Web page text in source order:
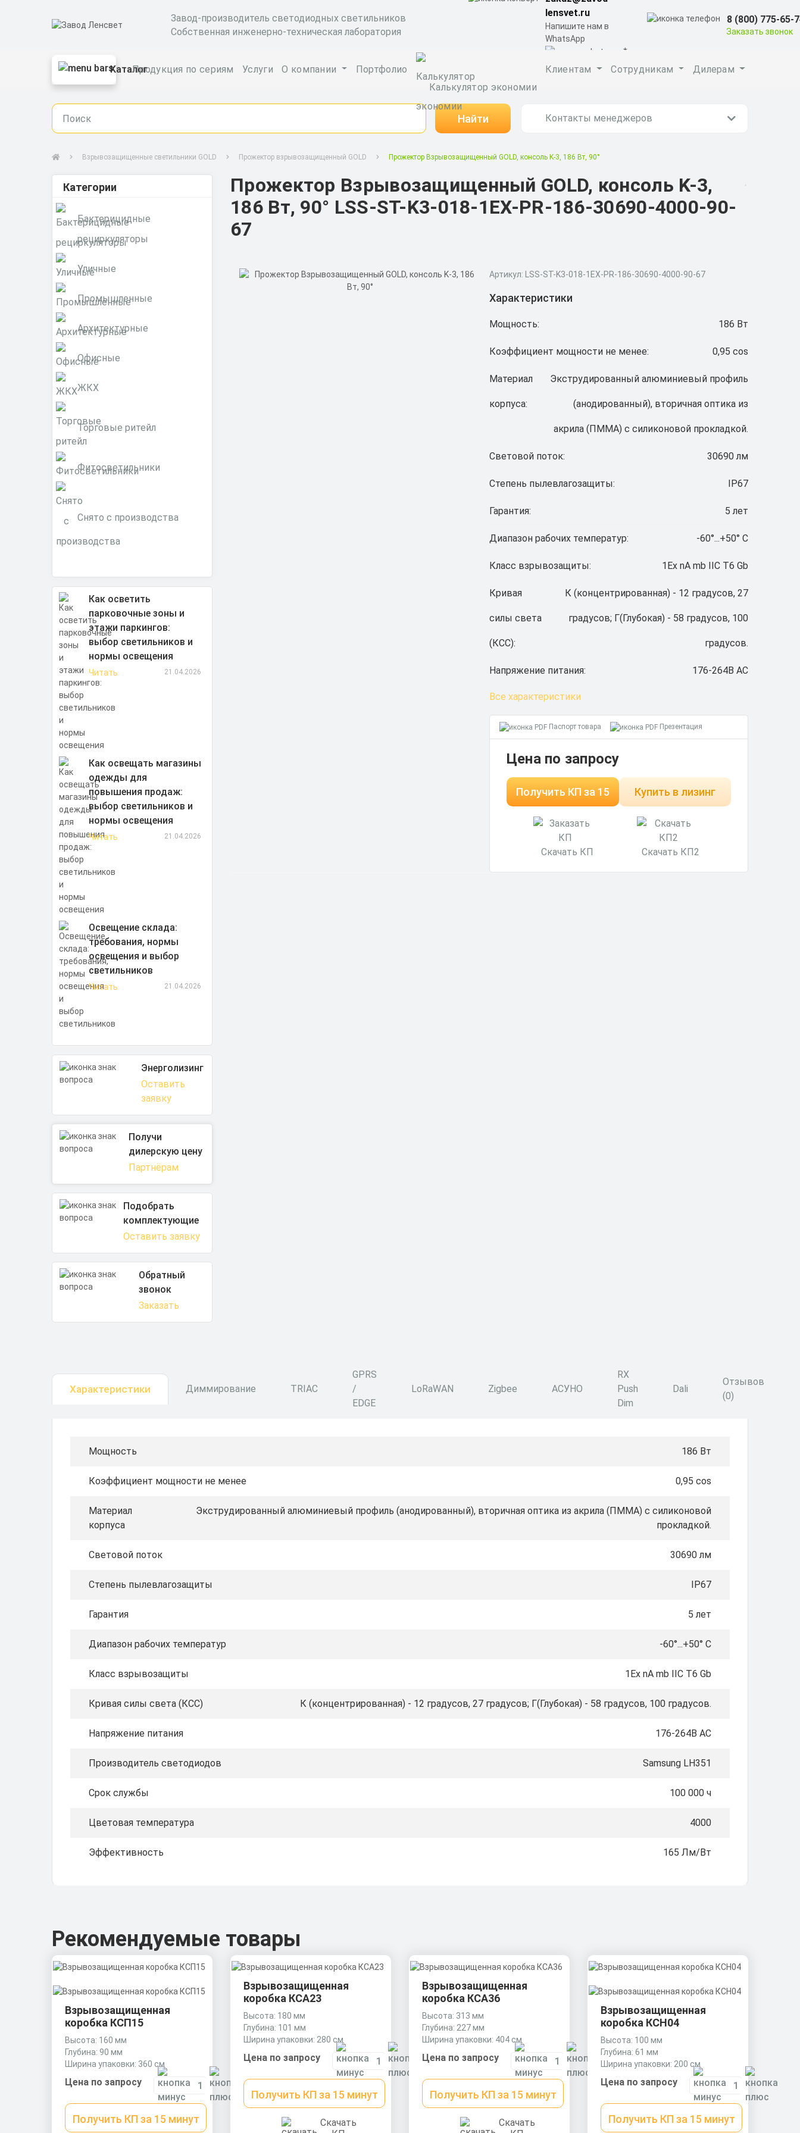
Завод-производитель светодиодных светильников
Собственная инженерно-техническая лаборатория
lensvet.ru
Напишите нам в
WhatsApp
8 (800) 775-65-
Заказать звонок
КаталогПродукция по сериям Услуги О компании
Портфолио
Калькулятор экономии
Клиентам Сотрудникам Дилерам
Найти Контакты менеджеров
Взрывозащищенные светильники GOLD Прожектор взрывозащищенный GOLD Прожектор Взрывозащищенный GOLD, консоль K-3, 186 Вт, 90°
Категории
Бактерицидные
рециркуляторы
Уличные
Промышленные
Архитектурные
Офисные
ЖКХ
Торговые ритейл
Фитосветильники
Снято с производства
Как осветить
парковочные зоны и
этажи паркингов:
выбор светильников и
нормы освещения
Читать 21.04.2026
Как освещать магазины
одежды для
повышения продаж:
выбор светильников и
нормы освещения
Читать 21.04.2026
Освещение склада:
требования, нормы
освещения и выбор
светильников
Читать 21.04.2026
Энерголизинг
Оставить
заявку
Получи
дилерскую цену
Партнёрам
Подобрать
комплектующие
Оставить заявку
Обратный
звонок
Заказать
Прожектор Взрывозащищенный GOLD, консоль K-3,
186 Вт, 90° LSS-ST-K3-018-1EX-PR-186-30690-4000-90-
67
Артикул: LSS-ST-K3-018-1EX-PR-186-30690-4000-90-67
Характеристики
Мощность: 186 Вт
Коэффициент мощности не менее: 0,95 cos
Материал
корпуса:
Экструдированный алюминиевый профиль
(анодированный), вторичная оптика из
акрила (ПММА) с силиконовой прокладкой.
Световой поток: 30690 лм
Степень пылевлагозащиты: IP67
Гарантия: 5 лет
Диапазон рабочих температур: -60°...+50° С
Класс взрывозащиты: 1Ex nA mb IIC T6 Gb
Кривая
силы света
(КСС):
К (концентрированная) - 12 градусов, 27
градусов; Г(Глубокая) - 58 градусов, 100
градусов.
Напряжение питания: 176-264В AС
Все характеристики
Паспорт товара Презентация
Цена по запросу
Получить КП за 15
минут
Купить в лизинг
Скачать КП Скачать КП2
Характеристики Диммирование TRIAC
GPRS
/
EDGE
LoRaWAN Zigbee АСУНО
RX
Push
Dim
Dali
Отзывов
(0)
Мощность 186 Вт
Коэффициент мощности не менее 0,95 cos
Материал
корпуса
Экструдированный алюминиевый профиль (анодированный), вторичная оптика из акрила (ПММА) с силиконовой
прокладкой.
Световой поток 30690 лм
Степень пылевлагозащиты IP67
Гарантия 5 лет
Диапазон рабочих температур -60°...+50° С
Класс взрывозащиты 1Ex nA mb IIC T6 Gb
Кривая силы света (КСС) К (концентрированная) - 12 градусов, 27 градусов; Г(Глубокая) - 58 градусов, 100 градусов.
Напряжение питания 176-264В AС
Производитель светодиодов Samsung LH351
Срок службы 100 000 ч
Цветовая температура 4000
Эффективность 165 Лм/Вт
Рекомендуемые товары
Взрывозащищенная
коробка КСП15
Высота: 160 мм
Глубина: 90 мм
Ширина упаковки: 360 см
Цена по запросу
Получить КП за 15 минут
Взрывозащищенная
коробка КСА23
Высота: 180 мм
Глубина: 101 мм
Ширина упаковки: 280 см
Цена по запросу
Получить КП за 15 минут
Скачать
Взрывозащищенная
коробка КСА36
Высота: 313 мм
Глубина: 227 мм
Ширина упаковки: 404 см
Цена по запросу
Получить КП за 15 минут
Скачать
Взрывозащищенная
коробка КСН04
Высота: 100 мм
Глубина: 61 мм
Ширина упаковки: 200 см
Цена по запросу
Получить КП за 15 минут